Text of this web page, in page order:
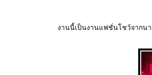
งานนี้เป็นงานแฟชั่นโชว์จากน